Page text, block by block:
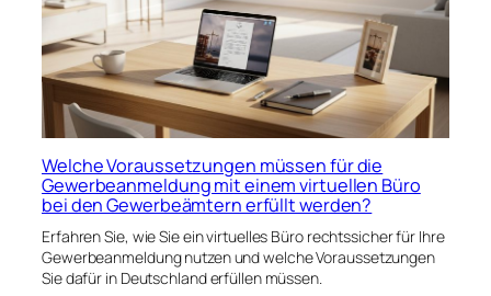
Welche Voraussetzungen müssen für die
Gewerbeanmeldung mit einem virtuellen Büro
bei den Gewerbeämtern erfüllt werden?
Erfahren Sie, wie Sie ein virtuelles Büro rechtssicher für Ihre
Gewerbeanmeldung nutzen und welche Voraussetzungen
Sie dafür in Deutschland erfüllen müssen.